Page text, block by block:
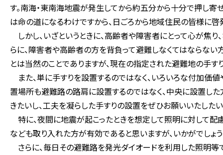
す。南海・東南海地震が発生してから約五分から十分で押し寄
は命の道になるわけですから、日ごろから地域住民の皆様に
しかし、いざというときに、高齢者や障害者にとって心が焦
らに、障害者や高齢者の方を背負って避難しなくてはならな
とは当然のことでありますが、現在の指定された避難地の手す
また、単に手すりを設置するのではなく、いろいろな付加価
置場所も避難路の路肩に設置するのではなく、中央に設置し
きたいし、工夫を凝らした手すりの設置をぜひお願いいたしたい
特に、夜間に地震が起こったときを想定して照明に対して配
なども取り入れた方が有効であると思いますが、いかがでしょう
さらに、毎日その避難路を発光ダイオードを利用した照明等